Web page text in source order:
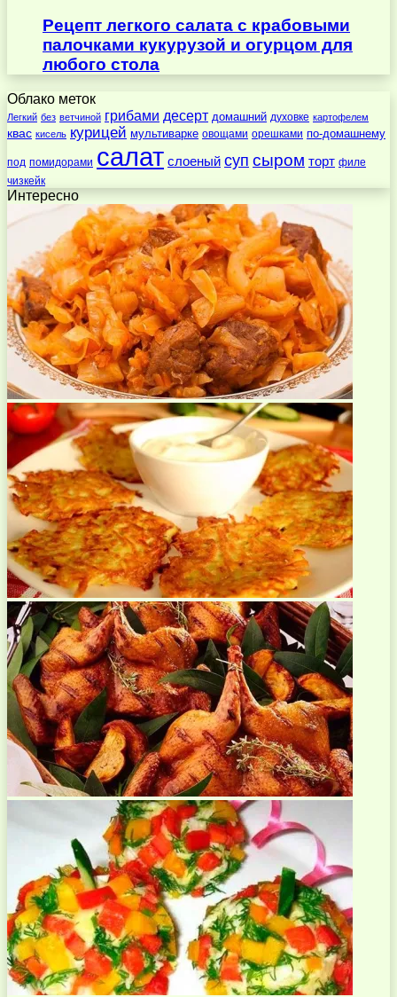
Рецепт легкого салата с крабовыми
палочками кукурузой и огурцом для
любого стола
Облако меток
Легкий без ветчиной грибами десерт домашний духовке картофелем
квас кисель курицей мультиварке овощами орешками по-домашнему
под помидорами салат слоеный суп сыром торт филе
чизкейк
Интересно